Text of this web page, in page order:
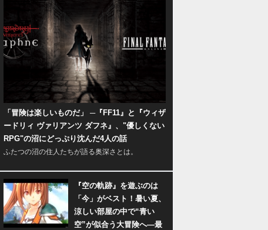
「冒険は楽しいものだ」 ─『FF11』と『ウィザ
ードリィ ヴァリアンツ ダフネ』、"優しくない
RPG"の沼にどっぷり沈んだ4人の話
ふたつの沼の住人たちが語る奥深さとは。
『空の軌跡』を遊ぶのは
「今」がベスト！暑い夏、
涼しい部屋の中で“青い
空”が似合う大冒険へ―最